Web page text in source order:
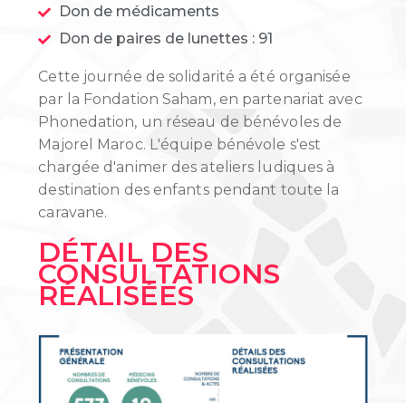
Don de médicaments
Don de paires de lunettes : 91
Cette journée de solidarité a été organisée
par la Fondation Saham, en partenariat avec
Phonedation, un réseau de bénévoles de
Majorel Maroc. L'équipe bénévole s'est
chargée d'animer des ateliers ludiques à
destination des enfants pendant toute la
caravane.
DÉTAIL DES
CONSULTATIONS
RÉALISÉES